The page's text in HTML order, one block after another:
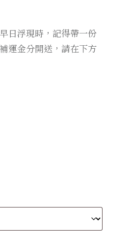
日浮現時，記得帶一份
運金分開送，請在下方